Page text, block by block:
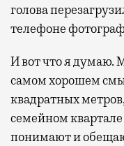
голова
телефоне
И вот что я думаю.
самом хорошем
квадратных
семейном квартале
понимают и